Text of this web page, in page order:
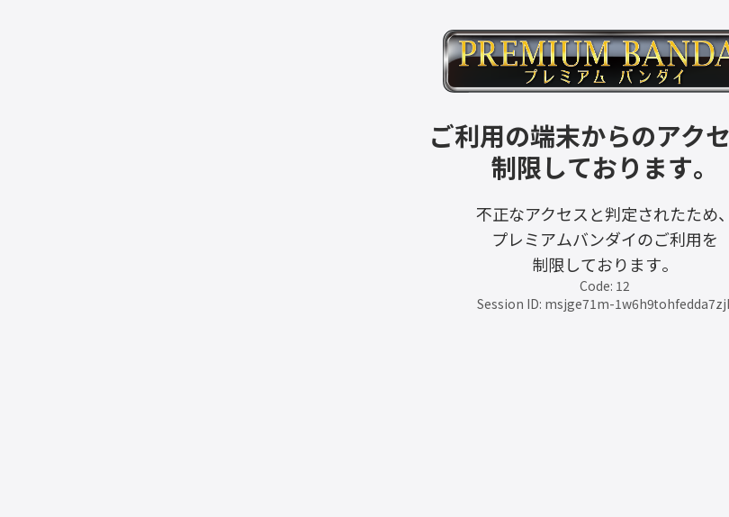
ご利用の端末からのアク
制限しております。
不正なアクセスと判定されたため、
プレミアムバンダイのご利用を
制限しております。
Code: 12
Session ID: msjge71m-